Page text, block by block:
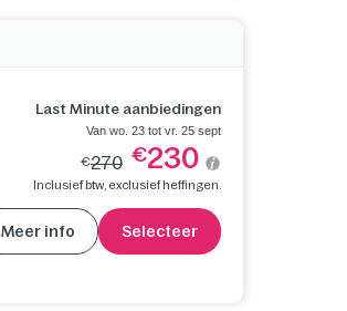
Last Minute aanbiedingen
Van wo. 23 tot vr. 25 sept
€270 €230
Inclusief btw, exclusief heffingen.
Meer info Selecteer